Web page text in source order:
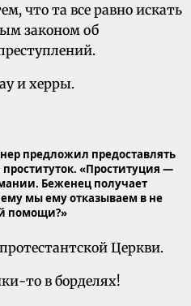
что та все равно искать
законом об
и херры.
предложил предоставлять
«Проституция —
Беженец получает
мы ему отказываем в не
помощи?»
Церкви.
то в борделях!